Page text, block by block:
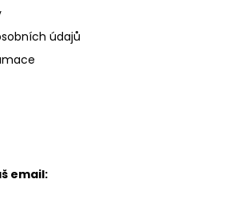
údajů
email: